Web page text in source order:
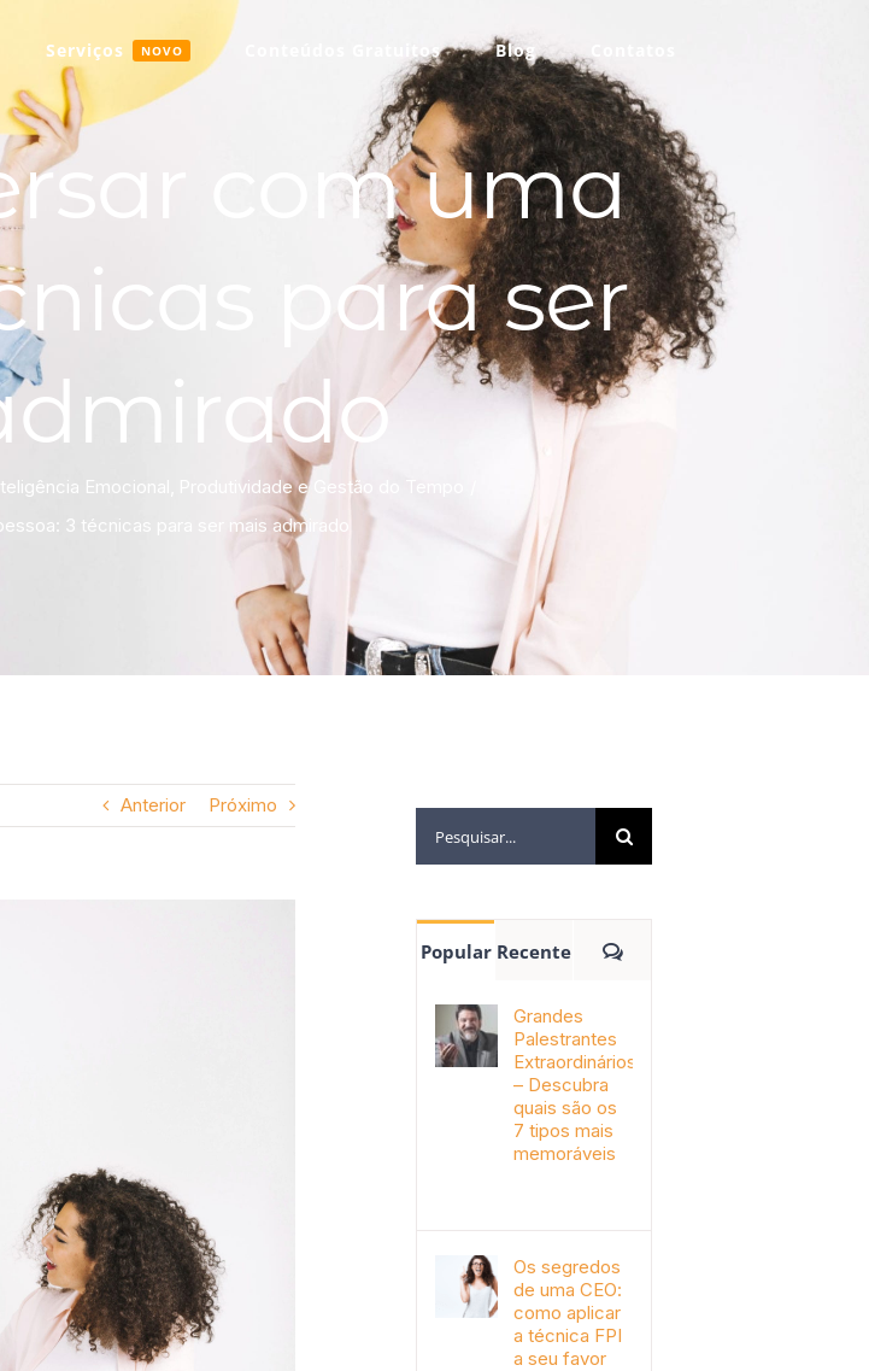
Serviços NOVO Conteúdos Gratuitos Blog
com uma
para ser
Emocional
Produtividade e Gestão do Tempo
3 técnicas para ser mais admirado
Anterior Próximo
Popular Recente
Grandes
Palestrantes
Extraordinários
– Descubra
quais são os
7 tipos mais
memoráveis
Os segredos
de uma CEO:
como aplicar
a técnica FPI
a seu favor